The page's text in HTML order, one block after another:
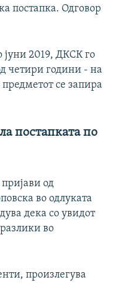
постапка. Одговор
јуни 2019, ДКСК го
четири години - на
се запира
постапката по
од
во одлуката
дека со увидот
во
произлегува